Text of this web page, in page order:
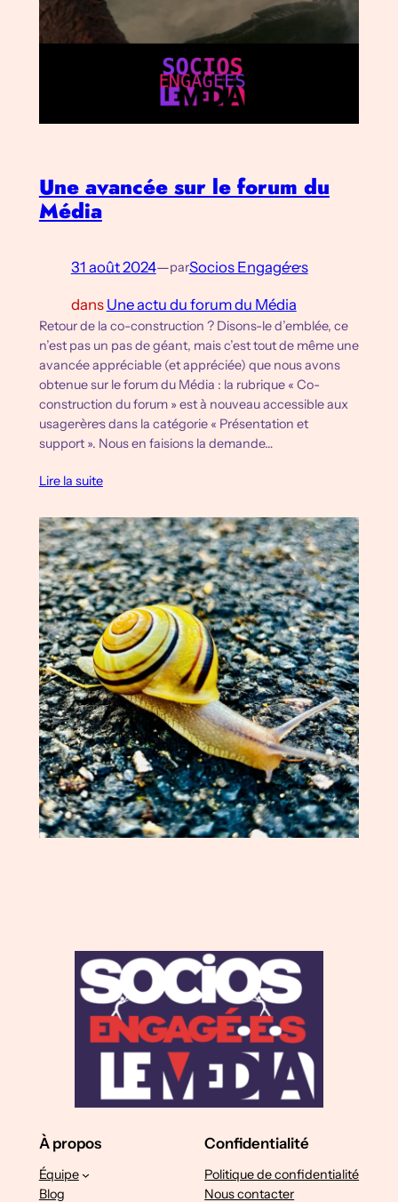
Une avancée sur le forum du
Média
31 août 2024—parSocios Engagé·e·s
dans Une actu du forum du Média
Retour de la co-construction ? Disons-le d’emblée, ce
n’est pas un pas de géant, mais c’est tout de même une
avancée appréciable (et appréciée) que nous avons
obtenue sur le forum du Média : la rubrique « Co-
construction du forum » est à nouveau accessible aux
usager·ère·s dans la catégorie « Présentation et
support ». Nous en faisions la demande…
Lire la suite
À propos
Équipe
Blog
Confidentialité
Politique de confidentialité
Nous contacter